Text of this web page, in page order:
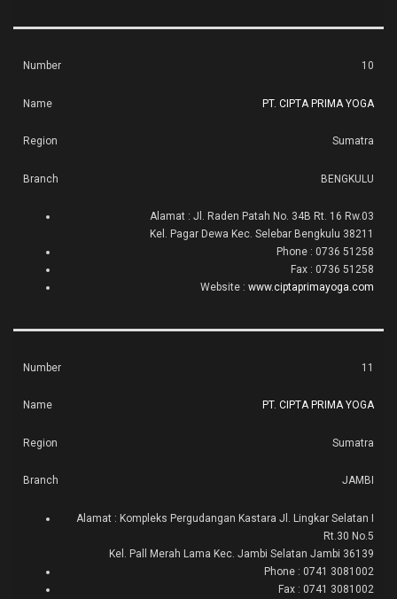
10
PT. CIPTA PRIMA YOGA
Sumatra
BENGKULU
Alamat : Jl. Raden Patah No. 34B Rt. 16 Rw.03
Kel. Pagar Dewa Kec. Selebar Bengkulu 38211
Phone : 0736 51258
Fax : 0736 51258
Website : www.ciptaprimayoga.com
11
PT. CIPTA PRIMA YOGA
Sumatra
JAMBI
Alamat : Kompleks Pergudangan Kastara Jl. Lingkar Selatan I
Rt.30 No.5
Kel. Pall Merah Lama Kec. Jambi Selatan Jambi 36139
Phone : 0741 3081002
Fax : 0741 3081002